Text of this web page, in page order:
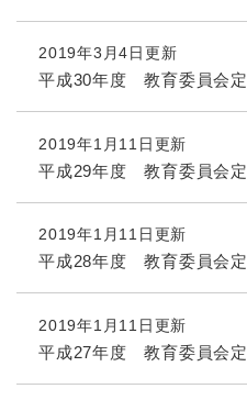
2019年3月4日更新
平成30年度 教育委員会
2019年1月11日更新
平成29年度 教育委員会
2019年1月11日更新
平成28年度 教育委員会
2019年1月11日更新
平成27年度 教育委員会